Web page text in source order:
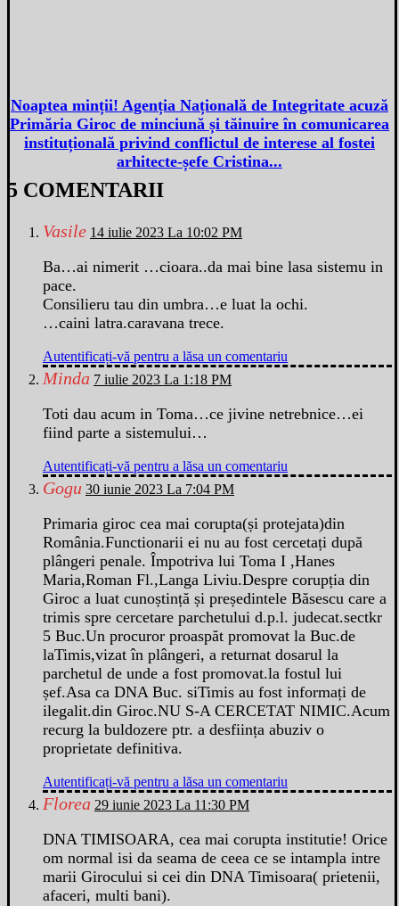
Noaptea minții! Agenția Națională de Integritate acuză
Primăria Giroc de minciună și tăinuire în comunicarea
instituțională privind conflictul de interese al fostei
arhitecte-șefe Cristina...
5 COMENTARII
Vasile 14 iulie 2023 La 10:02 PM
Ba…ai nimerit …cioara..da mai bine lasa sistemu in
pace.
Consilieru tau din umbra…e luat la ochi.
…caini latra.caravana trece.
Autentificați-vă pentru a lăsa un comentariu
Minda 7 iulie 2023 La 1:18 PM
Toti dau acum in Toma…ce jivine netrebnice…ei
fiind parte a sistemului…
Autentificați-vă pentru a lăsa un comentariu
Gogu 30 iunie 2023 La 7:04 PM
Primaria giroc cea mai corupta(și protejata)din
România.Functionarii ei nu au fost cercetați după
plângeri penale. Împotriva lui Toma I ,Hanes
Maria,Roman Fl.,Langa Liviu.Despre corupția din
Giroc a luat cunoștință și președintele Băsescu care a
trimis spre cercetare parchetului d.p.l. judecat.sectkr
5 Buc.Un procuror proaspăt promovat la Buc.de
laTimis,vizat în plângeri, a returnat dosarul la
parchetul de unde a fost promovat.la fostul lui
șef.Asa ca DNA Buc. siTimis au fost informați de
ilegalit.din Giroc.NU S-A CERCETAT NIMIC.Acum
recurg la buldozere ptr. a desființa abuziv o
proprietate definitiva.
Autentificați-vă pentru a lăsa un comentariu
Florea 29 iunie 2023 La 11:30 PM
DNA TIMISOARA, cea mai corupta institutie! Orice
om normal isi da seama de ceea ce se intampla intre
marii Girocului si cei din DNA Timisoara( prietenii,
afaceri, multi bani).